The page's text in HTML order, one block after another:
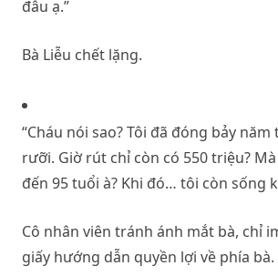
đâu ạ.”
Bà Liễu chết lặng.
“Cháu nói sao? Tôi đã đóng bảy
rưỡi. Giờ rút chỉ còn có 550 triệu?
đến 95 tuổi à? Khi đó… tôi còn sống
Cô nhân viên tránh ánh mắt bà, chỉ
giấy hướng dẫn quyền lợi về phía bà.